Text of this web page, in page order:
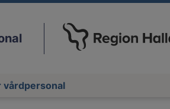
Du har valt regionHalland.
vårdpersonal